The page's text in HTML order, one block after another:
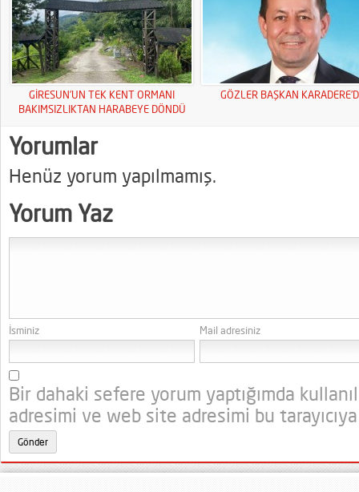
GİRESUN’UN TEK KENT ORMANI
BAKIMSIZLIKTAN HARABEYE DÖNDÜ
GÖZLER BAŞKAN
Yorumlar
Henüz yorum yapılmamış.
Yorum Yaz
İsminiz Mail adresiniz
Bir dahaki sefere yorum yaptığımda
adresimi ve web site adresimi bu